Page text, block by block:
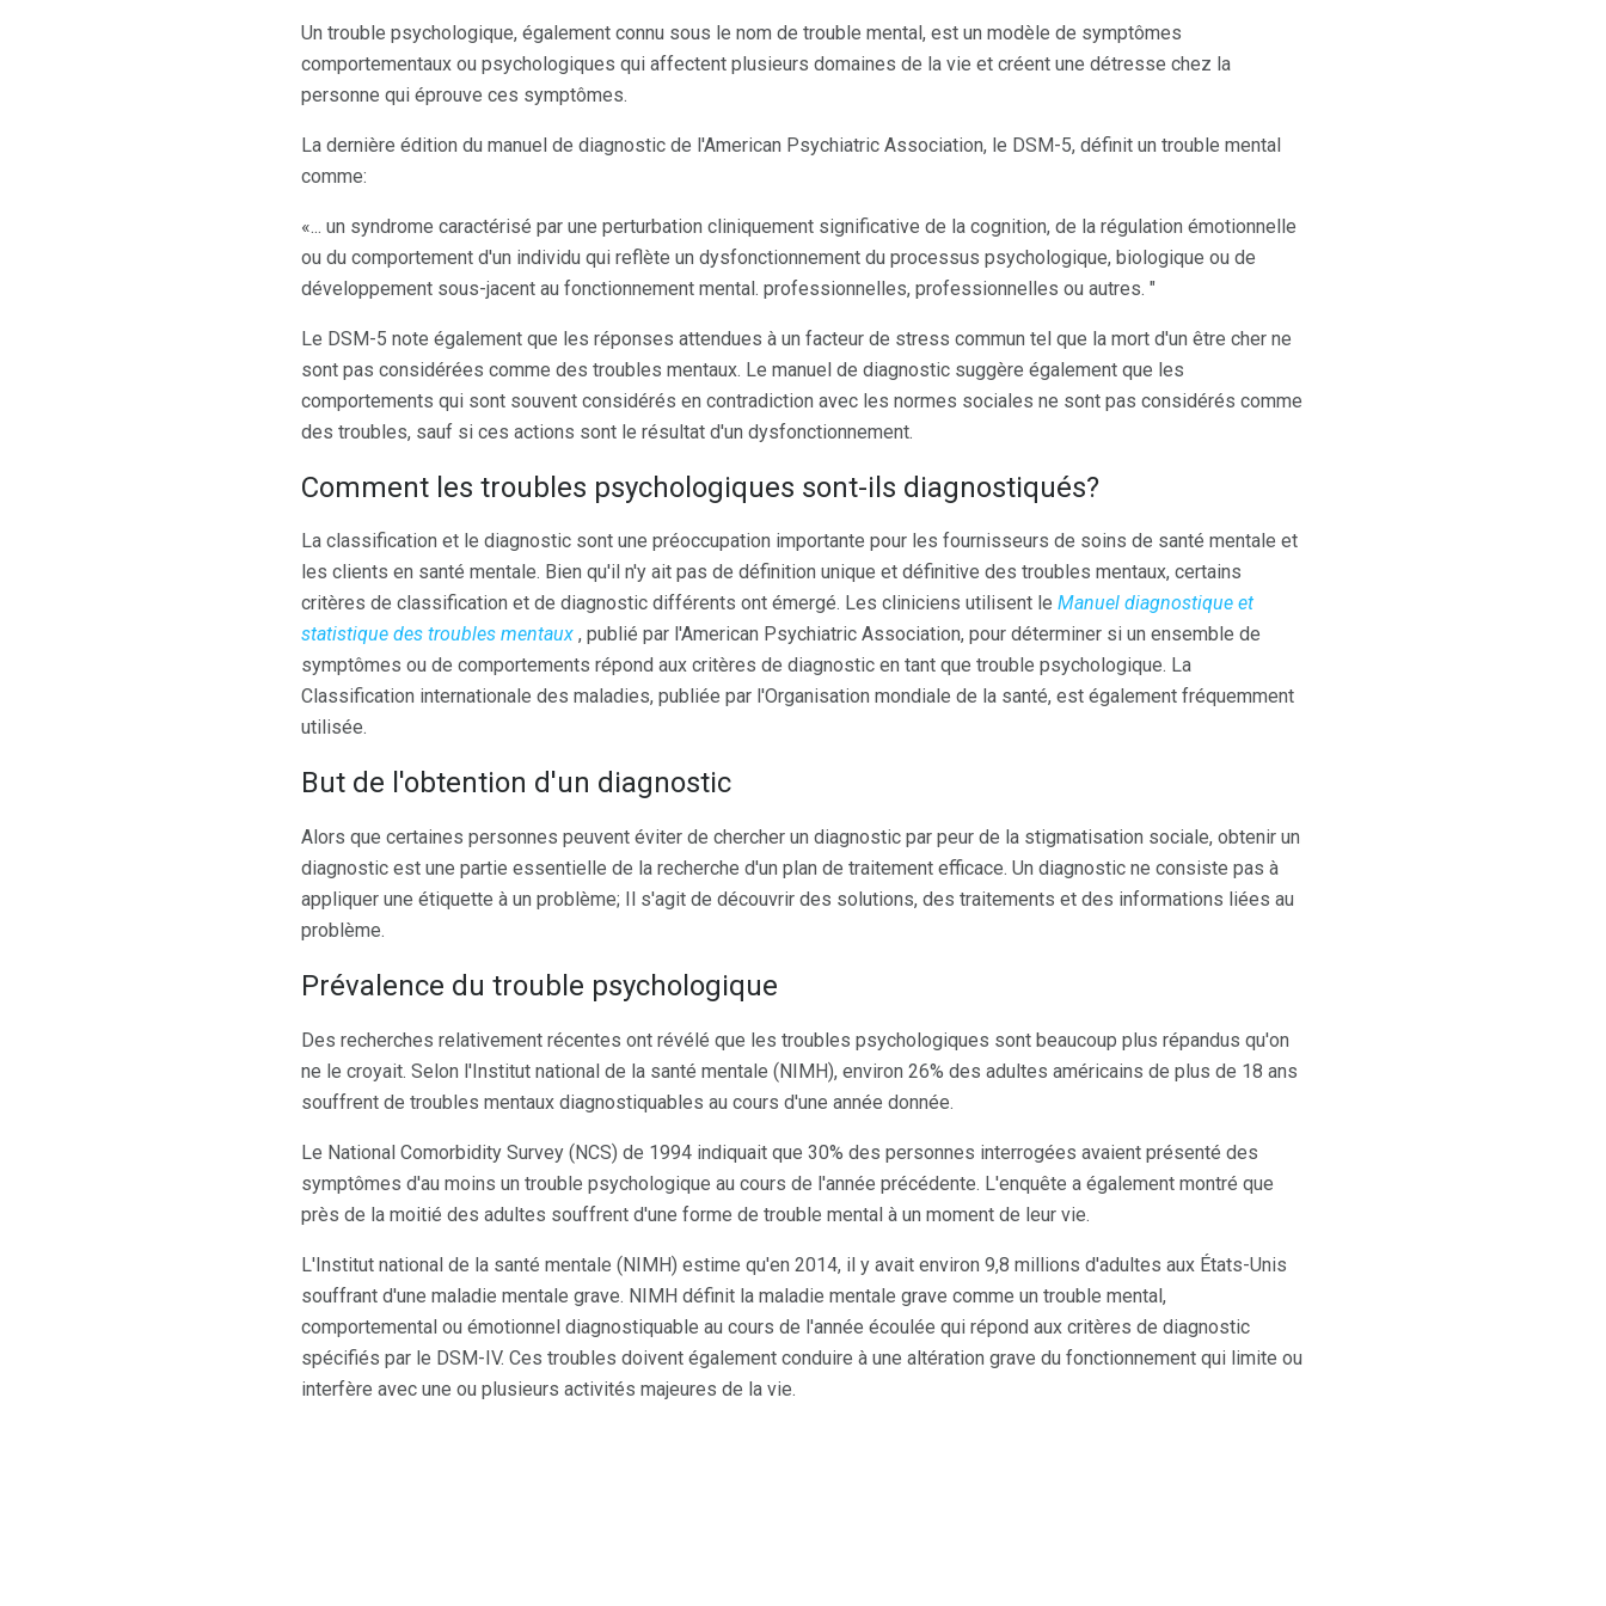
Un trouble psychologique, également connu sous le nom de trouble mental, est un modèle de symptômes
comportementaux ou psychologiques qui affectent plusieurs domaines de la vie et créent une détresse chez la
personne qui éprouve ces symptômes.
La dernière édition du manuel de diagnostic de l'American Psychiatric Association, le DSM-5, définit un trouble mental
comme:
«... un syndrome caractérisé par une perturbation cliniquement significative de la cognition, de la régulation émotionnelle
ou du comportement d'un individu qui reflète un dysfonctionnement du processus psychologique, biologique ou de
développement sous-jacent au fonctionnement mental. professionnelles, professionnelles ou autres. "
Le DSM-5 note également que les réponses attendues à un facteur de stress commun tel que la mort d'un être cher ne
sont pas considérées comme des troubles mentaux. Le manuel de diagnostic suggère également que les
comportements qui sont souvent considérés en contradiction avec les normes sociales ne sont pas considérés comme
des troubles, sauf si ces actions sont le résultat d'un dysfonctionnement.
Comment les troubles psychologiques sont-ils diagnostiqués?
La classification et le diagnostic sont une préoccupation importante pour les fournisseurs de soins de santé mentale et
les clients en santé mentale. Bien qu'il n'y ait pas de définition unique et définitive des troubles mentaux, certains
critères de classification et de diagnostic différents ont émergé. Les cliniciens utilisent le Manuel diagnostique et
statistique des troubles mentaux , publié par l'American Psychiatric Association, pour déterminer si un ensemble de
symptômes ou de comportements répond aux critères de diagnostic en tant que trouble psychologique. La
Classification internationale des maladies, publiée par l'Organisation mondiale de la santé, est également fréquemment
utilisée.
But de l'obtention d'un diagnostic
Alors que certaines personnes peuvent éviter de chercher un diagnostic par peur de la stigmatisation sociale, obtenir un
diagnostic est une partie essentielle de la recherche d'un plan de traitement efficace. Un diagnostic ne consiste pas à
appliquer une étiquette à un problème; Il s'agit de découvrir des solutions, des traitements et des informations liées au
problème.
Prévalence du trouble psychologique
Des recherches relativement récentes ont révélé que les troubles psychologiques sont beaucoup plus répandus qu'on
ne le croyait. Selon l'Institut national de la santé mentale (NIMH), environ 26% des adultes américains de plus de 18 ans
souffrent de troubles mentaux diagnostiquables au cours d'une année donnée.
Le National Comorbidity Survey (NCS) de 1994 indiquait que 30% des personnes interrogées avaient présenté des
symptômes d'au moins un trouble psychologique au cours de l'année précédente. L'enquête a également montré que
près de la moitié des adultes souffrent d'une forme de trouble mental à un moment de leur vie.
L'Institut national de la santé mentale (NIMH) estime qu'en 2014, il y avait environ 9,8 millions d'adultes aux États-Unis
souffrant d'une maladie mentale grave. NIMH définit la maladie mentale grave comme un trouble mental,
comportemental ou émotionnel diagnostiquable au cours de l'année écoulée qui répond aux critères de diagnostic
spécifiés par le DSM-IV. Ces troubles doivent également conduire à une altération grave du fonctionnement qui limite ou
interfère avec une ou plusieurs activités majeures de la vie.